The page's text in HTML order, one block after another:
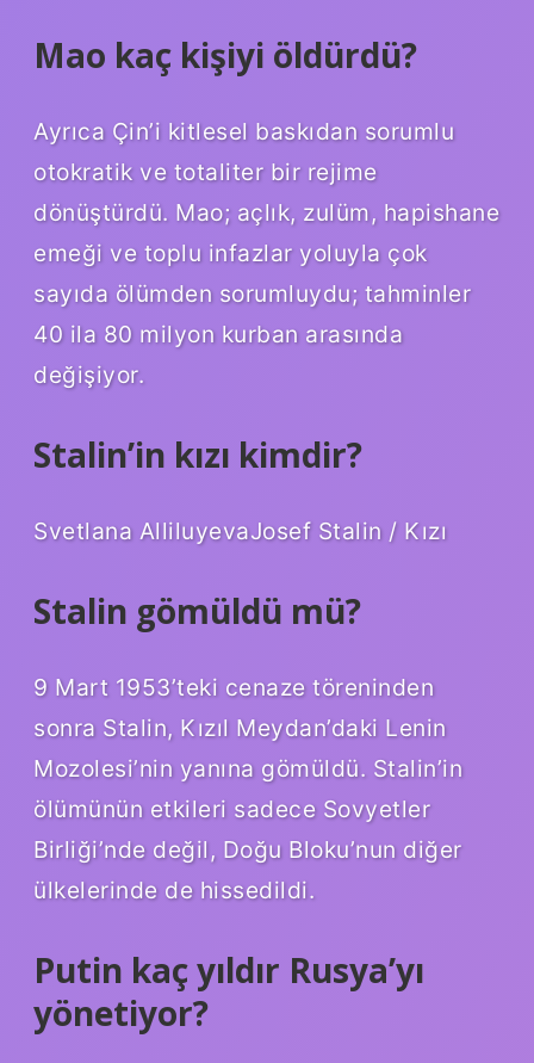
Mao kaç kişiyi öldürdü?
Ayrıca Çin’i kitlesel baskıdan sorumlu
otokratik ve totaliter bir rejime
dönüştürdü. Mao; açlık, zulüm, hapishane
emeği ve toplu infazlar yoluyla çok
sayıda ölümden sorumluydu; tahminler
40 ila 80 milyon kurban arasında
değişiyor.
Stalin’in kızı kimdir?
Svetlana AlliluyevaJosef Stalin / Kızı
Stalin gömüldü mü?
9 Mart 1953’teki cenaze töreninden
sonra Stalin, Kızıl Meydan’daki Lenin
Mozolesi’nin yanına gömüldü. Stalin’in
ölümünün etkileri sadece Sovyetler
Birliği’nde değil, Doğu Bloku’nun diğer
ülkelerinde de hissedildi.
Putin kaç yıldır Rusya’yı
yönetiyor?